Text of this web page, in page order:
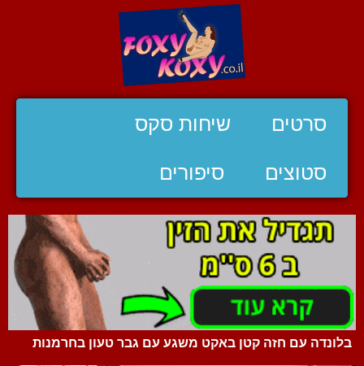
סרטים שיחות סקס
סטוצים סיפורים
בלונדה עם חזה קטן באקט משגע עם גבר טעון בחרמנות